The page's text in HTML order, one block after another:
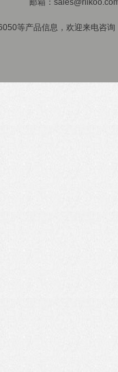
邮箱：
等产品信息，欢迎来电咨询